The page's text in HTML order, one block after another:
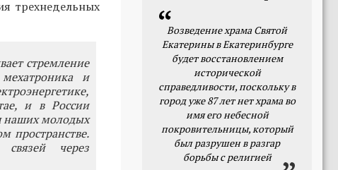
трехнедельных
стремление
и
и в России
наших молодых
пространстве.
через
Возведение храма Святой
Екатерины в Екатеринбурге
будет восстановлением
исторической
справедливости, поскольку в
город уже 87 лет нет храма во
имя его небесной
покровительницы, который
был разрушен в разгар
борьбы с религией